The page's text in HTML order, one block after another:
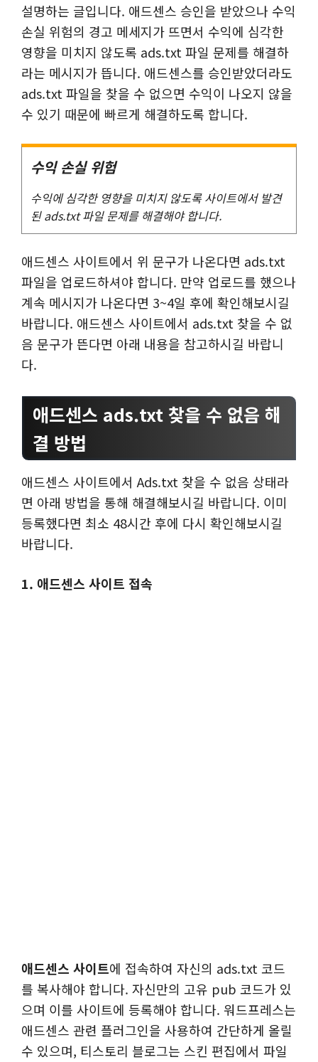
설명하는 글입니다. 애드센스 승인을 받았으나 수익
손실 위험의 경고 메세지가 뜨면서 수익에 심각한
영향을 미치지 않도록 ads.txt 파일 문제를 해결하
라는 메시지가 뜹니다. 애드센스를 승인받았더라도
ads.txt 파일을 찾을 수 없으면 수익이 나오지 않을
수 있기 때문에 빠르게 해결하도록 합니다.
수익 손실 위험
수익에 심각한 영향을 미치지 않도록 사이트에서 발견
된 ads.txt 파일 문제를 해결해야 합니다.
애드센스 사이트에서 위 문구가 나온다면 ads.txt
파일을 업로드하셔야 합니다. 만약 업로드를 했으나
계속 메시지가 나온다면 3~4일 후에 확인해보시길
바랍니다. 애드센스 사이트에서 ads.txt 찾을 수 없
음 문구가 뜬다면 아래 내용을 참고하시길 바랍니
다.
애드센스 ads.txt 찾을 수 없음 해
결 방법
애드센스 사이트에서 Ads.txt 찾을 수 없음 상태라
면 아래 방법을 통해 해결해보시길 바랍니다. 이미
등록했다면 최소 48시간 후에 다시 확인해보시길
바랍니다.
1. 애드센스 사이트 접속
애드센스 사이트에 접속하여 자신의 ads.txt 코드
를 복사해야 합니다. 자신만의 고유 pub 코드가 있
으며 이를 사이트에 등록해야 합니다. 워드프레스는
애드센스 관련 플러그인을 사용하여 간단하게 올릴
수 있으며, 티스토리 블로그는 스킨 편집에서 파일